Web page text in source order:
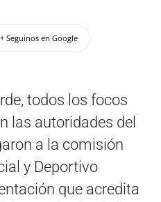
+ Seguinos en Google
todos los focos
las autoridades del
a la comisión
y Deportivo
que acredita